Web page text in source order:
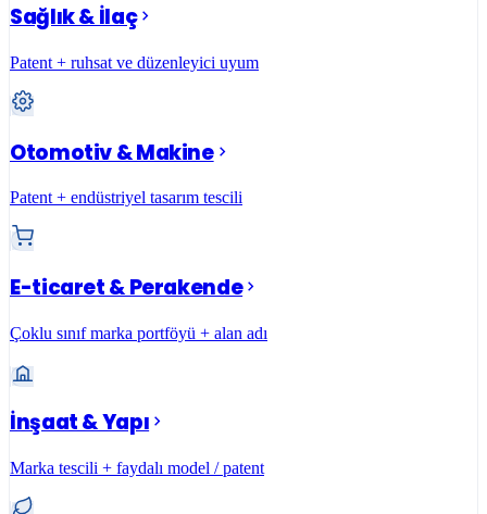
Sağlık & İlaç
Patent + ruhsat ve düzenleyici uyum
Otomotiv & Makine
Patent + endüstriyel tasarım tescili
E-ticaret & Perakende
Çoklu sınıf marka portföyü + alan adı
İnşaat & Yapı
Marka tescili + faydalı model / patent